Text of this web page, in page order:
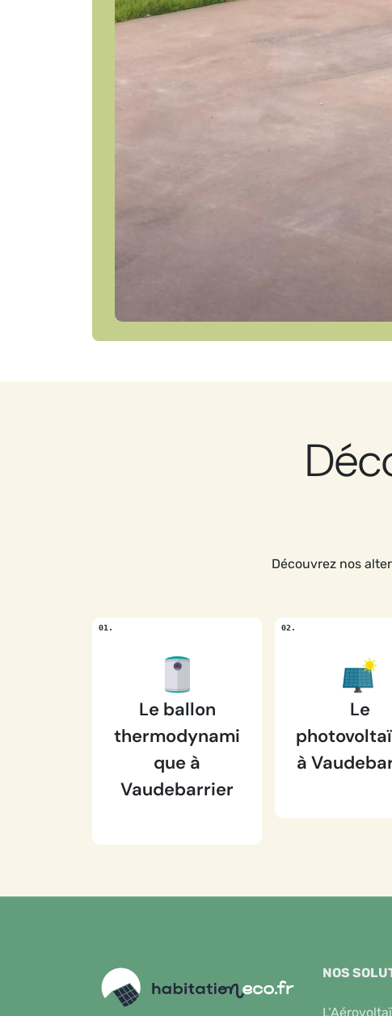
Découvrez nos
Le ballon
thermodynami
que à
Vaudebarrier
Le
à
NOS